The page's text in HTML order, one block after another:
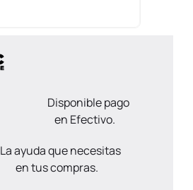
Disponible pago
en Efectivo.
La ayuda que necesitas
en tus compras.